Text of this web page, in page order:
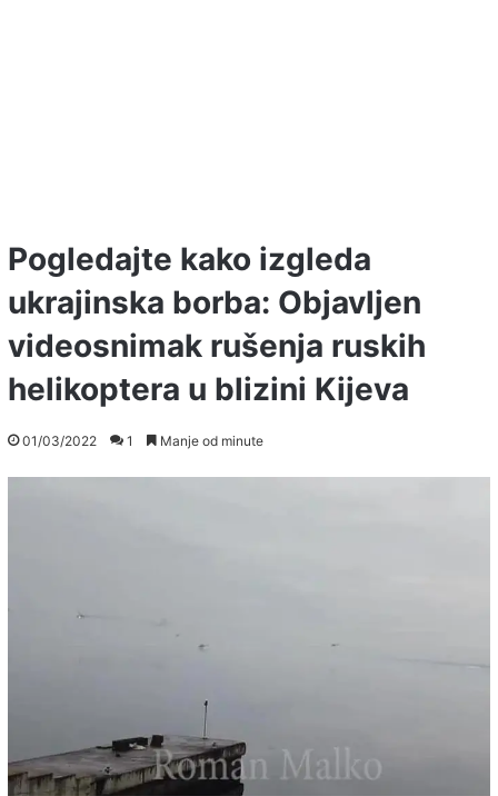
Pogledajte kako izgleda
ukrajinska borba: Objavljen
videosnimak rušenja ruskih
helikoptera u blizini Kijeva
01/03/2022 1 Manje od minute